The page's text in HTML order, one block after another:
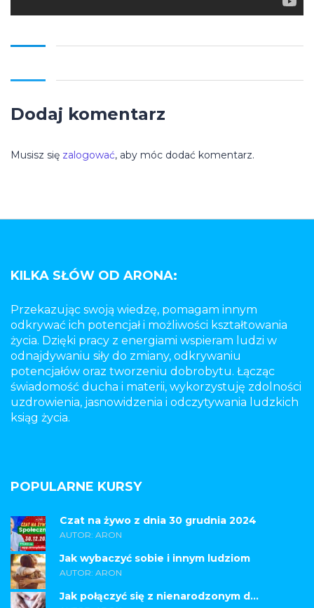
Dodaj komentarz
Musisz się zalogować, aby móc dodać komentarz.
KILKA SŁÓW OD ARONA:
Przekazując swoją wiedzę, pomagam innym
odkrywać ich potencjał i możliwości kształtowania
życia. Dzięki pracy z energiami wspieram ludzi w
odnajdywaniu siły do zmiany, odkrywaniu
potencjałów oraz tworzeniu dobrobytu. Łącząc
świadomość ducha i materii, wykorzystuję zdolności
uzdrowienia, jasnowidzenia i odczytywania ludzkich
ksiąg życia.
POPULARNE KURSY
Czat na żywo z dnia 30 grudnia 2024
AUTOR: ARON
Jak wybaczyć sobie i innym ludziom
AUTOR: ARON
Jak połączyć się z nienarodzonym d...